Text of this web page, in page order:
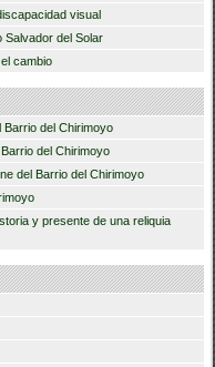
visual
Salvador del Solar
cambio
Barrio del Chirimoyo
del Chirimoyo
del Barrio del Chirimoyo
y presente de una reliquia